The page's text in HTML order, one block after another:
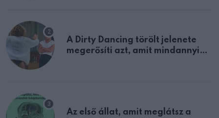
A Dirty Dancing törölt jelenete
megerősíti azt, amit mindannyian
Az első állat, amit meglátsz a